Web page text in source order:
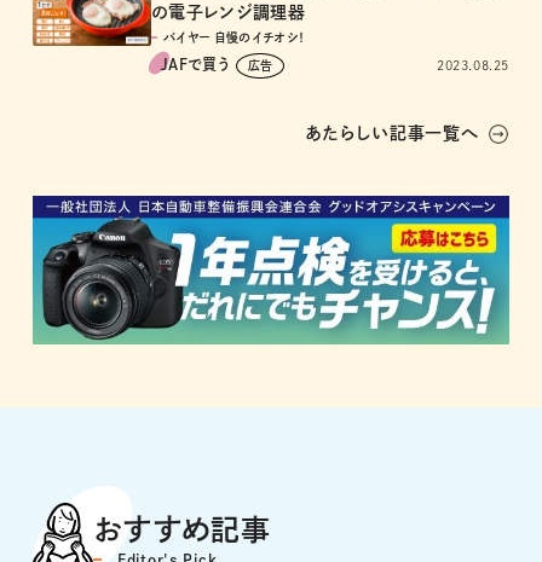
の電子レンジ調理器
バイヤー 自慢のイチオシ！
JAFで買う 2023.08.25
あたらしい記事一覧へ
おすすめ記事